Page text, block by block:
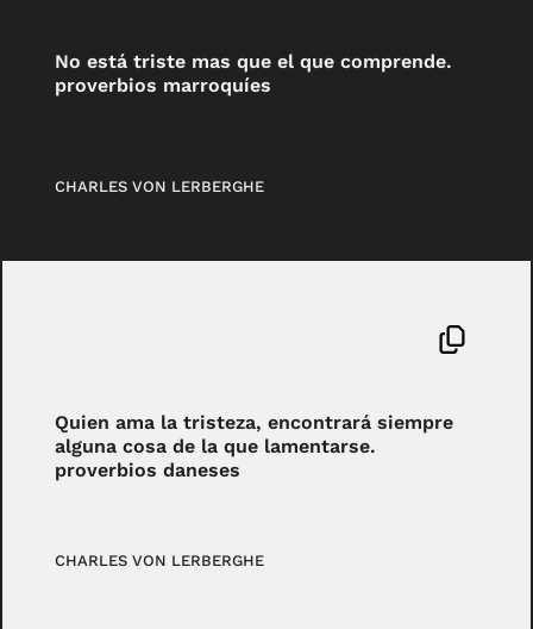
No está triste mas que el que comprende.
proverbios marroquíes
CHARLES VON LERBERGHE
Quien ama la tristeza, encontrará siempre
alguna cosa de la que lamentarse.
proverbios daneses
CHARLES VON LERBERGHE